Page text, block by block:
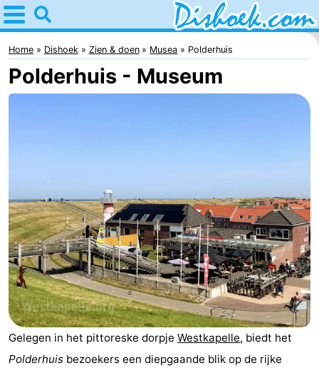
Home
Dishoek
Tips
-
Duinhof
Klein
Dishoek
-
Martina
-
Noordzee
Résidence
Bed
(&
Campings
Home Dishoek Zien & doen Musea Polderhuis
Polderhuis - Museum
Gelegen in het pittoreske dorpje Westkapelle, biedt het
Polderhuis bezoekers een diepgaande blik op de rijke